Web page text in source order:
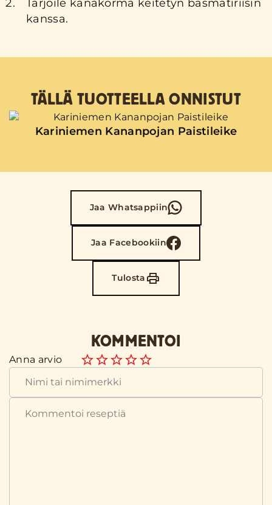
Tarjoile kanakorma keitetyn basmatiriisin
kanssa.
TÄLLÄ TUOTTEELLA ONNISTUT
Kariniemen Kananpojan Paistileike
Jaa Whatsappiin
Jaa Facebookiin
Tulosta
KOMMENTOI
Anna arvio